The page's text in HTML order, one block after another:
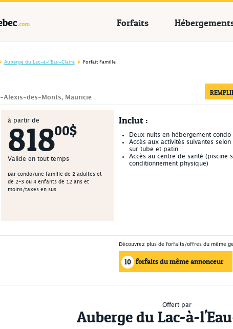
Forfaits
Auberge du Lac-à-l'Eau-Claire Forfait Famille
Alexis-des-Monts, Mauricie
à partir de
81800$
Valide en tout temps
par condo/une famille de 2 adultes et
de 2-3 ou 4 enfants de 12 ans et
moins/taxes en sus
Inclut :
Deux nuits en hébergement
Accès aux activités suivantes
sur tube et patin
Accès au centre de santé
conditionnement physique)
Découvrez plus de forfaits/offres du même
10 forfaits du même annonceur
Offert par
Auberge du Lac-à-